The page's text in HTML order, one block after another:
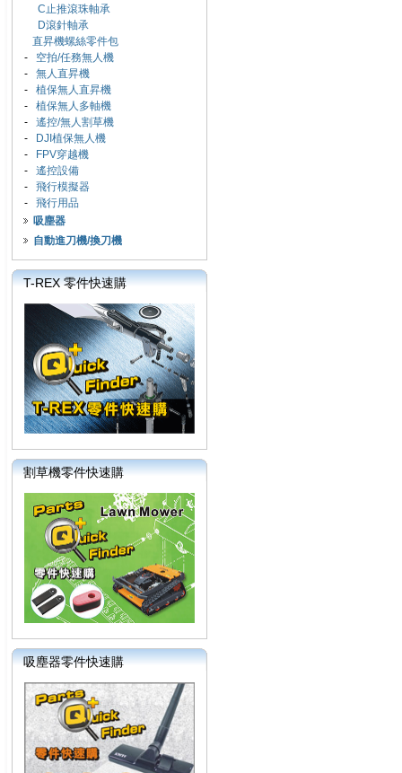
C止推滾珠軸承
D滾針軸承
直昇機螺絲零件包
- 空拍/任務無人機
- 無人直昇機
- 植保無人直昇機
- 植保無人多軸機
- 遙控/無人割草機
-
DJI植保無人機
-
FPV穿越機
- 遙控設備
- 飛行模擬器
- 飛行用品
吸塵器
自動進刀機/換刀機
T-REX 零件快速購
割草機零件快速購
吸塵器零件快速購